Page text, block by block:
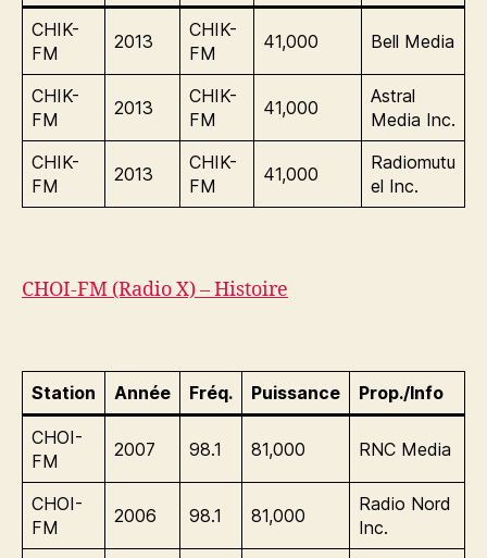
CHIK-
FM
2013
CHIK-
FM
41,000 Bell Media
CHIK-
FM
2013
CHIK-
FM
41,000
Astral
Media Inc.
CHIK-
FM
2013
CHIK-
FM
41,000
Radiomutu
el Inc.
CHOI-FM (Radio X) – Histoire
Station Année Fréq. Puissance Prop./Info
CHOI-
FM
2007 98.1 81,000 RNC Media
CHOI-
FM
2006 98.1 81,000
Radio Nord
Inc.